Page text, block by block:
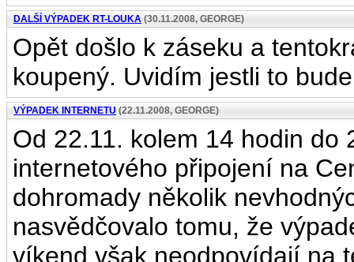
DALŠÍ VÝPADEK RT-LOUKA (30.11.2008, GEORGE)
Opět došlo k záseku a
koupený. Uvidím jestli to
VÝPADEK INTERNETU (22.11.2008, GEORGE)
Od 22.11. kolem 14 hodin do
internetového připojení na
dohromady několik
nasvědčovalo tomu, že
víkend však neodpovídají na